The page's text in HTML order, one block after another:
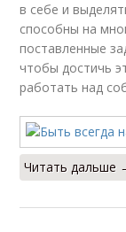
в себе и
способны на
поставленные
чтобы достичь
работать над
Читать дальше